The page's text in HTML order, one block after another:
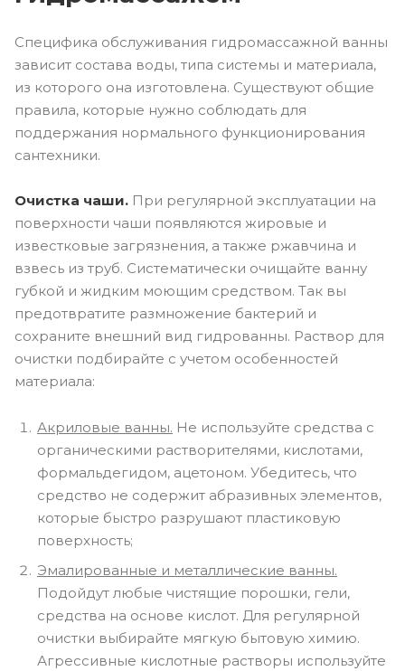
Специфика обслуживания гидромассажной ванны
зависит состава воды, типа системы и материала,
из которого она изготовлена. Существуют общие
правила, которые нужно соблюдать для
поддержания нормального функционирования
сантехники.
Очистка чаши. При регулярной эксплуатации на
поверхности чаши появляются жировые и
известковые загрязнения, а также ржавчина и
взвесь из труб. Систематически очищайте ванну
губкой и жидким моющим средством. Так вы
предотвратите размножение бактерий и
сохраните внешний вид гидрованны. Раствор для
очистки подбирайте с учетом особенностей
материала:
Акриловые ванны. Не используйте средства с
органическими растворителями, кислотами,
формальдегидом, ацетоном. Убедитесь, что
средство не содержит абразивных элементов,
которые быстро разрушают пластиковую
поверхность;
Эмалированные и металлические ванны.
Подойдут любые чистящие порошки, гели,
средства на основе кислот. Для регулярной
очистки выбирайте мягкую бытовую химию.
Агрессивные кислотные растворы используйте